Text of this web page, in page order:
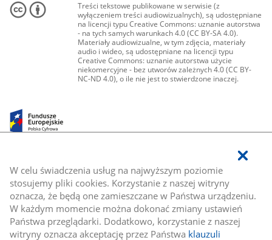
W celu świadczenia usług na najwyższym poziomie
stosujemy pliki cookies. Korzystanie z naszej witryny
oznacza, że będą one zamieszczane w Państwa urządzeniu.
W każdym momencie można dokonać zmiany ustawień
Państwa przeglądarki. Dodatkowo, korzystanie z naszej
witryny oznacza akceptację przez Państwa klauzuli
Treści tekstowe publikowane w serwisie (z
wyłączeniem treści audiowizualnych), są udostępniane
na licencji typu Creative Commons: uznanie autorstwa
- na tych samych warunkach 4.0 (CC BY-SA 4.0).
Materiały audiowizualne, w tym zdjęcia, materiały
audio i wideo, są udostępniane na licencji typu
Creative Commons: uznanie autorstwa użycie
niekomercyjne - bez utworów zależnych 4.0 (CC BY-
NC-ND 4.0), o ile nie jest to stwierdzone inaczej.